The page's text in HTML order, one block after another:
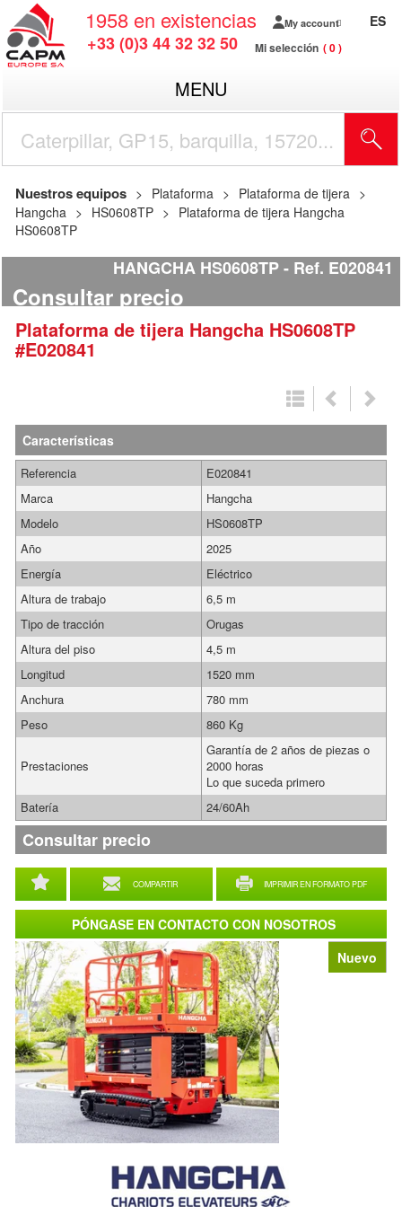
1958 en existencias
+33 (0)3 44 32 32 50
My account
Mi selección 0
ES
MENU
Nuestros equipos Plataforma
Plataforma de tijera
Hangcha
HS0608TP
Plataforma de tijera Hangcha
HS0608TP
HANGCHA HS0608TP Ref. E020841
Consultar precio
Plataforma de tijera Hangcha HS0608TP
#E020841
Nuevo
Características
COMPARTIR IMPRIMIR EN FORMATO PDF
Referencia
E020841
Marca
Hangcha
Modelo
HS0608TP
Año
2025
Energía
Eléctrico
Altura de trabajo
6,5 m
Tipo de tracción
Orugas
Altura del piso
4,5 m
Longitud
1520 mm
Anchura
780 mm
Peso
860 Kg
Prestaciones
Garantía de 2 años de piezas o
2000 horas
Lo que suceda primero
Batería
24/60Ah
Consultar precio
PÓNGASE EN CONTACTO CON NOSOTROS